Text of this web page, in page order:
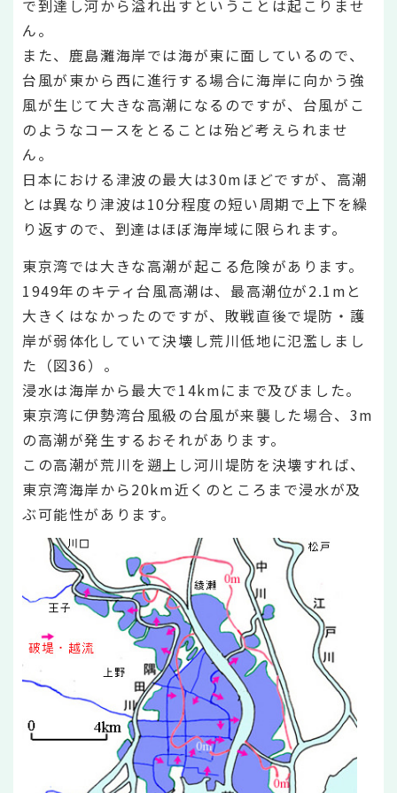
で到達し河から溢れ出すということは起こりませ
ん。
また、鹿島灘海岸では海が東に面しているので、
台風が東から西に進行する場合に海岸に向かう強
風が生じて大きな高潮になるのですが、台風がこ
のようなコースをとることは殆ど考えられませ
ん。
日本における津波の最大は30mほどですが、高潮
とは異なり津波は10分程度の短い周期で上下を繰
り返すので、到達はほぼ海岸域に限られます。
東京湾では大きな高潮が起こる危険があります。
1949年のキティ台風高潮は、最高潮位が2.1mと
大きくはなかったのですが、敗戦直後で堤防・護
岸が弱体化していて決壊し荒川低地に氾濫しまし
た（図36）。
浸水は海岸から最大で14kmにまで及びました。
東京湾に伊勢湾台風級の台風が来襲した場合、3m
の高潮が発生するおそれがあります。
この高潮が荒川を遡上し河川堤防を決壊すれば、
東京湾海岸から20km近くのところまで浸水が及
ぶ可能性があります。